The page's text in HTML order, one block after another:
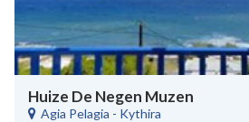
Huize De Negen Muzen
Agia Pelagia - Kythira